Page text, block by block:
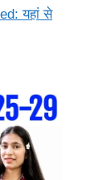
यहां से